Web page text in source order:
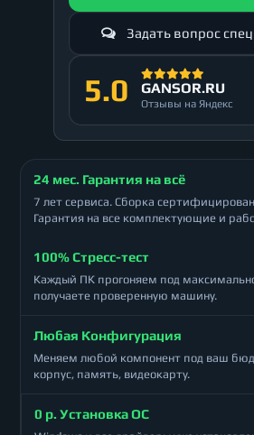
Задать вопрос
5.0 GANSOR.RU
Отзывы на Яндекс
24 мес. Гарантия на всё
7 лет сервиса. Сборка
Гарантия на все комплектующие и
100% Стресс-тест
Каждый ПК прогоняем под
получаете проверенную машину.
Любая Конфигурация
Меняем любой компонент под ваш
корпус, память, видеокарту.
0 р. Установка ОС